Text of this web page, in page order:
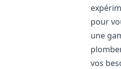
pour
une
vos